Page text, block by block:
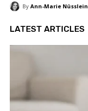
By Ann-Marie Nüsslein
LATEST ARTICLES